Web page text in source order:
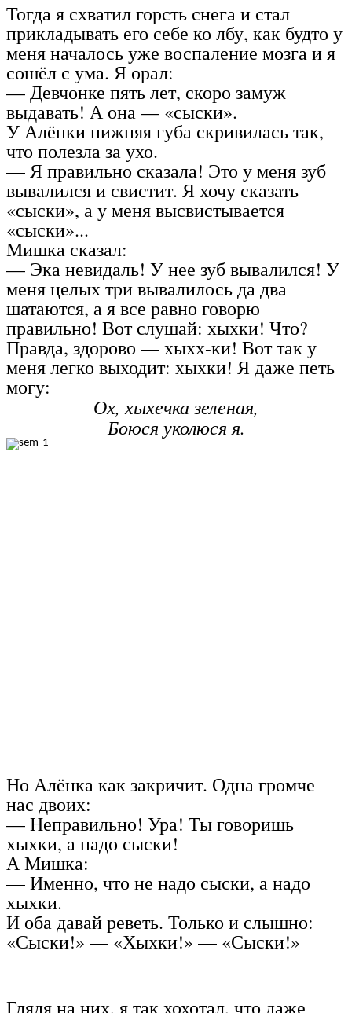
Тогда я схватил горсть снега и стал
прикладывать его себе ко лбу, как будто у
меня началось уже воспаление мозга и я
сошёл с ума. Я орал:
— Девчонке пять лет, скоро замуж
выдавать! А она — «сыски».
У Алёнки нижняя губа скривилась так,
что полезла за ухо.
— Я правильно сказала! Это у меня зуб
вывалился и свистит. Я хочу сказать
«сыски», а у меня высвистывается
«сыски»...
Мишка сказал:
— Эка невидаль! У нее зуб вывалился! У
меня целых три вывалилось да два
шатаются, а я все равно говорю
правильно! Вот слушай: хыхки! Что?
Правда, здорово — хыхх-ки! Вот так у
меня легко выходит: хыхки! Я даже петь
могу:
Ох, хыхечка зеленая,
Боюся уколюся я.
Но Алёнка как закричит. Одна громче
нас двоих:
— Неправильно! Ура! Ты говоришь
хыхки, а надо сыски!
А Мишка:
— Именно, что не надо сыски, а надо
хыхки.
И оба давай реветь. Только и слышно:
«Сыски!» — «Хыхки!» — «Сыски!»
Глядя на них, я так хохотал, что даже